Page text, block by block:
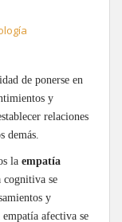
de ponerse en
y
relaciones
demás.
la empatía
cognitiva se
y
afectiva se